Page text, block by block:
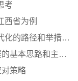
考
省为例
路径和举措——以...
思路和主要任务
对策略